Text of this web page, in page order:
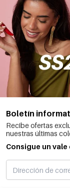
Boletín
Recibe ofertas
nuestras últimas
Consigue un vale